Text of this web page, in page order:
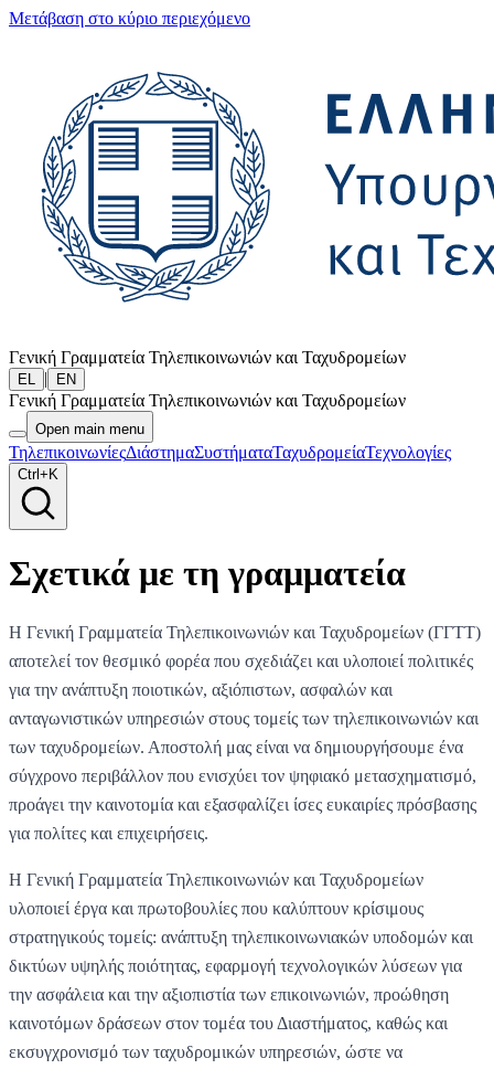
Μετάβαση στο κύριο περιεχόμενο
Γενική Γραμματεία Τηλεπικοινωνιών και Ταχυδρομείων
EL | EN
Γενική Γραμματεία Τηλεπικοινωνιών και Ταχυδρομείων
Open main menu
ΤηλεπικοινωνίεςΔιάστημαΣυστήματαΤαχυδρομείαΤεχνολογίες
Ctrl+K
Σχετικά με τη γραμματεία
Η Γενική Γραμματεία Τηλεπικοινωνιών και Ταχυδρομείων (ΓΓΤΤ)
αποτελεί τον θεσμικό φορέα που σχεδιάζει και υλοποιεί πολιτικές
για την ανάπτυξη ποιοτικών, αξιόπιστων, ασφαλών και
ανταγωνιστικών υπηρεσιών στους τομείς των τηλεπικοινωνιών και
των ταχυδρομείων. Αποστολή μας είναι να δημιουργήσουμε ένα
σύγχρονο περιβάλλον που ενισχύει τον ψηφιακό μετασχηματισμό,
προάγει την καινοτομία και εξασφαλίζει ίσες ευκαιρίες πρόσβασης
για πολίτες και επιχειρήσεις.
Η Γενική Γραμματεία Τηλεπικοινωνιών και Ταχυδρομείων
υλοποιεί έργα και πρωτοβουλίες που καλύπτουν κρίσιμους
στρατηγικούς τομείς: ανάπτυξη τηλεπικοινωνιακών υποδομών και
δικτύων υψηλής ποιότητας, εφαρμογή τεχνολογικών λύσεων για
την ασφάλεια και την αξιοπιστία των επικοινωνιών, προώθηση
καινοτόμων δράσεων στον τομέα του Διαστήματος, καθώς και
εκσυγχρονισμό των ταχυδρομικών υπηρεσιών, ώστε να